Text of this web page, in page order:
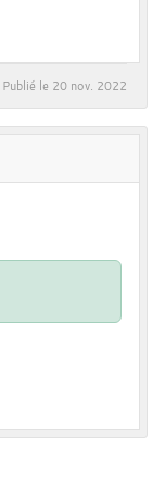
Publié le 20 nov. 2022